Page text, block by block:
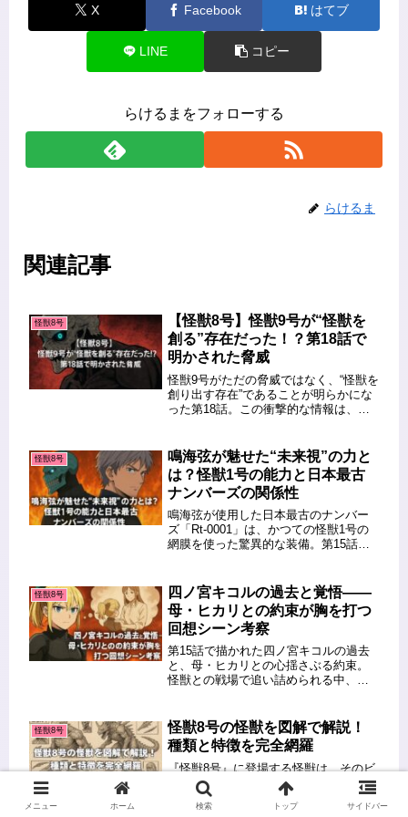
X Facebook はてブ
LINE コピー
らけるまをフォローする
らけるま
関連記事
怪獣8号
【怪獣8号】怪獣9号が“怪獣を
創る”存在だった！？第18話で
明かされた脅威
怪獣9号がただの脅威ではなく、“怪獣を
創り出す存在”であることが明らかにな
った第18話。この衝撃的な情報は、防
の能力とその真の恐ろしさ、さらに新
たな怪獣軍団誕生の可能性に...
怪獣8号
鳴海弦が魅せた“未来視”の力と
は？怪獣1号の能力と日本最古
ナンバーズの関係性
鳴海弦が使用した日本最古のナンバー
ズ「Rt-0001」は、かつての怪獣1号の
網膜を使った驚異的な装備。第15話で
した。その能力と由来を詳しく解説し
ます。 💡 前回の感想...
怪獣8号
四ノ宮キコルの過去と覚悟――
母・ヒカリとの約束が胸を打つ
回想シーン考察
第15話で描かれた四ノ宮キコルの過去
と、母・ヒカリとの心揺さぶる約束。
怪獣との戦場で追い詰められる中、幼
隊としての覚悟を深掘りします。 💡 前
回の感想はこちらからご覧いただ...
怪獣8号
怪獣8号の怪獣を図解で解説！
種類と特徴を完全網羅
『怪獣8号』に登場する怪獣は、そのビ
ジュアルの迫力や個性、能力の違いが
作品の魅力の一つとなっています。こ
の記事では【図解あり】で『怪獣8号』
メニュー ホーム 検索 トップ サイドバー